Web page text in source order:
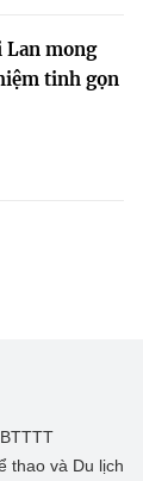
Lan mong
tinh gọn
thao và Du lịch